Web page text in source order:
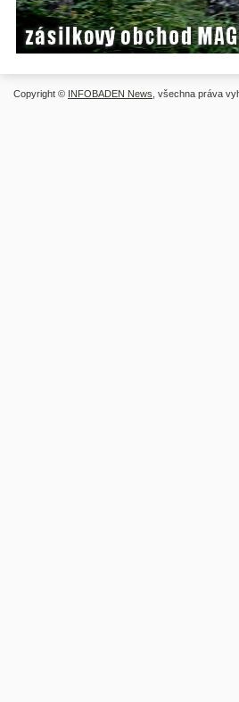
Copyright © INFOBADEN News , všechna práva